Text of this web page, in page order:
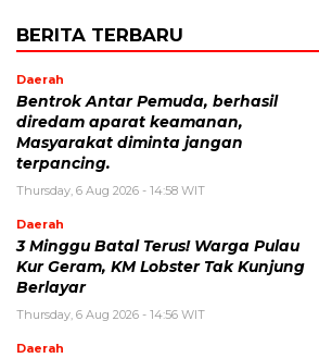
BERITA TERBARU
Daerah
Bentrok Antar Pemuda, berhasil
diredam aparat keamanan,
Masyarakat diminta jangan
terpancing.
Thursday, 6 Aug 2026 - 14:58 WIT
Daerah
3 Minggu Batal Terus! Warga Pulau
Kur Geram, KM Lobster Tak Kunjung
Berlayar
Thursday, 6 Aug 2026 - 14:56 WIT
Daerah